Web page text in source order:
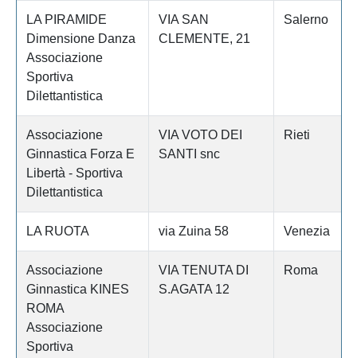
LA PIRAMIDE
Dimensione Danza
Associazione
Sportiva
Dilettantistica
VIA SAN
CLEMENTE, 21
Salerno
Associazione
Ginnastica Forza E
Libertà - Sportiva
Dilettantistica
VIA VOTO DEI
SANTI snc
Rieti
LA RUOTA via Zuina 58 Venezia
Associazione
Ginnastica KINES
ROMA
Associazione
Sportiva
VIA TENUTA DI
S.AGATA 12
Roma